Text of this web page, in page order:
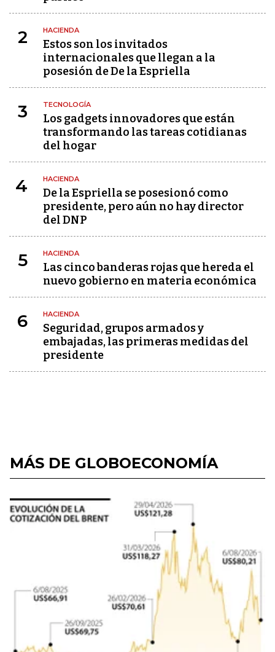
2 HACIENDA
Estos son los invitados
internacionales que llegan a la
posesión de De la Espriella
3 TECNOLOGÍA
Los gadgets innovadores que están
transformando las tareas cotidianas
del hogar
4 HACIENDA
De la Espriella se posesionó como
presidente, pero aún no hay director
del DNP
5 HACIENDA
Las cinco banderas rojas que hereda el
nuevo gobierno en materia económica
6 HACIENDA
Seguridad, grupos armados y
embajadas, las primeras medidas del
presidente
MÁS DE GLOBOECONOMÍA